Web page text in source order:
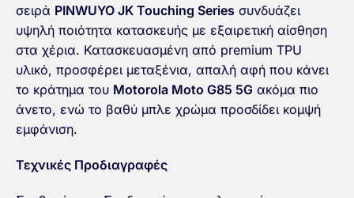
σειρά PINWUYO JK Touching Series συνδυάζει
υψηλή ποιότητα κατασκευής με εξαιρετική αίσθηση
στα χέρια. Κατασκευασμένη από premium TPU
υλικό, προσφέρει μεταξένια, απαλή αφή που κάνει
το κράτημα του Motorola Moto G85 5G ακόμα πιο
άνετο, ενώ το βαθύ μπλε χρώμα προσδίδει κομψή
εμφάνιση.
Τεχνικές Προδιαγραφές